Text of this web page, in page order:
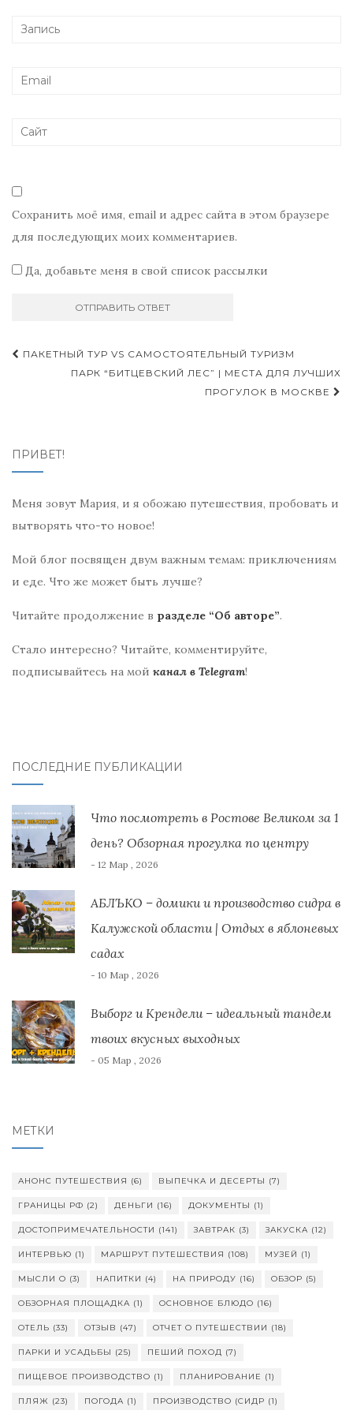
Сохранить моё имя, email и адрес сайта в этом браузере
для последующих моих комментариев.
Да, добавьте меня в свой список рассылки
Навигация
ПАКЕТНЫЙ ТУР VS САМОСТОЯТЕЛЬНЫЙ ТУРИЗМ
ПАРК “БИТЦЕВСКИЙ ЛЕС” | МЕСТА ДЛЯ ЛУЧШИХ
ПРОГУЛОК В МОСКВЕ
ПРИВЕТ!
Меня зовут Мария, и я обожаю путешествия, пробовать и
вытворять что-то новое!
Мой блог посвящен двум важным темам: приключениям
и еде. Что же может быть лучше?
Читайте продолжение в разделе “Об авторе”.
Стало интересно? Читайте, комментируйте,
подписывайтесь на мой канал в Telegram!
ПОСЛЕДНИЕ ПУБЛИКАЦИИ
Что посмотреть в Ростове Великом за 1
день? Обзорная прогулка по центру
- 12 Мар , 2026
АБЛЪКО – домики и производство сидра в
Калужской области | Отдых в яблоневых
садах
- 10 Мар , 2026
Выборг и Крендели – идеальный тандем
твоих вкусных выходных
- 05 Мар , 2026
МЕТКИ
АНОНС ПУТЕШЕСТВИЯ (6) ВЫПЕЧКА И ДЕСЕРТЫ (7)
ГРАНИЦЫ РФ (2) ДЕНЬГИ (16) ДОКУМЕНТЫ (1)
ДОСТОПРИМЕЧАТЕЛЬНОСТИ (141) ЗАВТРАК (3) ЗАКУСКА (12)
ИНТЕРВЬЮ (1) МАРШРУТ ПУТЕШЕСТВИЯ (108) МУЗЕЙ (1)
МЫСЛИ О (3) НАПИТКИ (4) НА ПРИРОДУ (16) ОБЗОР (5)
ОБЗОРНАЯ ПЛОЩАДКА (1) ОСНОВНОЕ БЛЮДО (16)
ОТЕЛЬ (33) ОТЗЫВ (47) ОТЧЕТ О ПУТЕШЕСТВИИ (18)
ПАРКИ И УСАДЬБЫ (25) ПЕШИЙ ПОХОД (7)
ПИЩЕВОЕ ПРОИЗВОДСТВО (1) ПЛАНИРОВАНИЕ (1)
ПЛЯЖ (23) ПОГОДА (1) ПРОИЗВОДСТВО (СИДР (1)